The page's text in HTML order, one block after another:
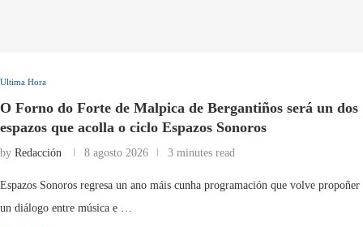
Ultima Hora
O Forno do Forte de Malpica de Bergantiños será un dos
espazos que acolla o ciclo Espazos Sonoros
by Redacción 8 agosto 2026 3 minutes read
Espazos Sonoros regresa un ano máis cunha programación que volve propoñer
un diálogo entre música e …